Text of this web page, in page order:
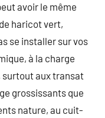
avoir le même
haricot vert,
se installer sur vos
à la charge
surtout aux transat
grossissants que
nature, au cuit-